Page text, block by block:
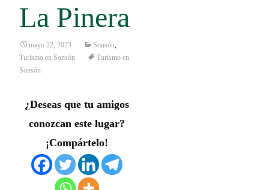
La Pinera
mayo 22, 2023 Sonsón
Turismo en Sonsón
Turismo en
Sonsón
¿Deseas que tu amigos
conozcan este lugar?
¡Compártelo!